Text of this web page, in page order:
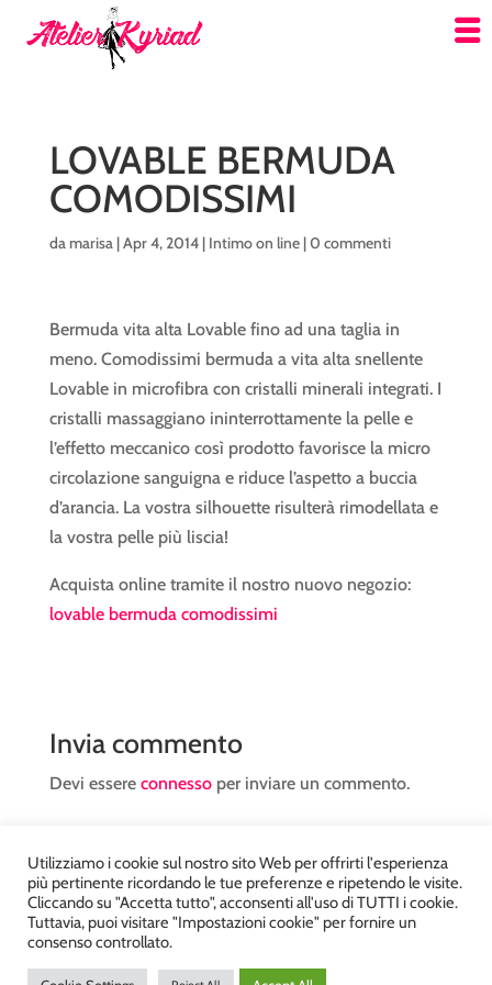
LOVABLE BERMUDA
COMODISSIMI
damarisa|Apr 4, 2014| Intimo on line|0 commenti
Bermuda vita alta Lovable fino ad una taglia in
meno. Comodissimi bermuda a vita alta snellente
Lovable in microfibra con cristalli minerali integrati. I
cristalli massaggiano ininterrottamente la pelle e
l’effetto meccanico così prodotto favorisce la micro
circolazione sanguigna e riduce l’aspetto a buccia
d’arancia. La vostra silhouette risulterà rimodellata e
la vostra pelle più liscia!
Acquista online tramite il nostro nuovo negozio:
lovable bermuda comodissimi
Invia commento
Devi essere connessoper inviare un commento.
Atelier Kyriad da Mary – via Carducci, 12 – Chiavenna –
Sondrio P.Iva 00812910149 – Tel. 0343 36560 – Sito
Utilizziamo i cookie sul nostro sito Web per offrirti l'esperienza
più pertinente ricordando le tue preferenze e ripetendo le visite.
Cliccando su "Accetta tutto", acconsenti all'uso di TUTTI i cookie.
Tuttavia, puoi visitare "Impostazioni cookie" per fornire un
consenso controllato.